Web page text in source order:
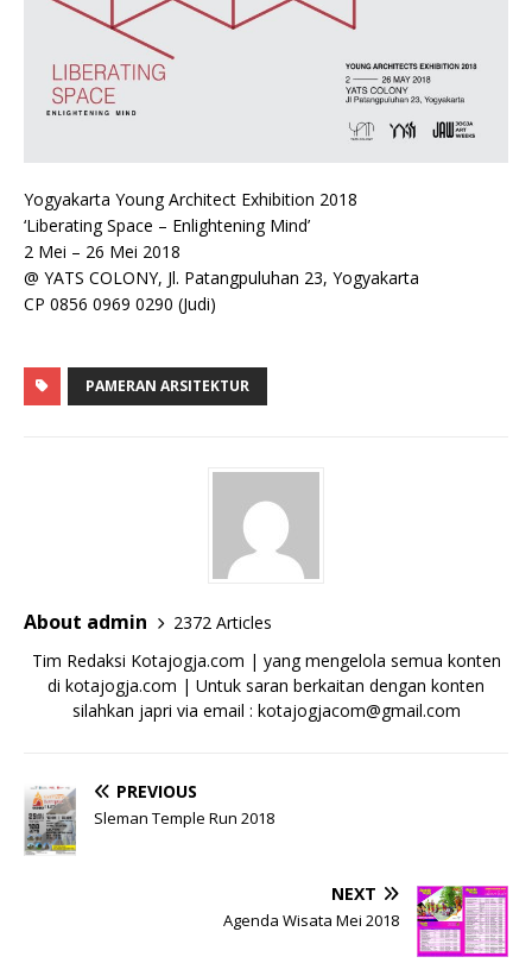
Yogyakarta Young Architect Exhibition 2018
‘Liberating Space – Enlightening Mind’
2 Mei – 26 Mei 2018
@ YATS COLONY, Jl. Patangpuluhan 23, Yogyakarta
CP 0856 0969 0290 (Judi)
PAMERAN ARSITEKTUR
About admin
2372 Articles
Tim Redaksi Kotajogja.com | yang mengelola semua konten
di kotajogja.com | Untuk saran berkaitan dengan konten
silahkan japri via email : kotajogjacom@gmail.com
PREVIOUS
Sleman Temple Run 2018
NEXT
Agenda Wisata Mei 2018